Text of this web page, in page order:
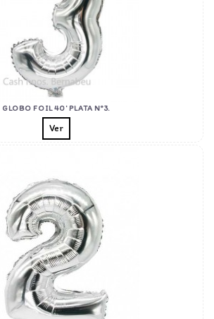
GLOBO FOIL 40' PLATA Nº3.
Ver